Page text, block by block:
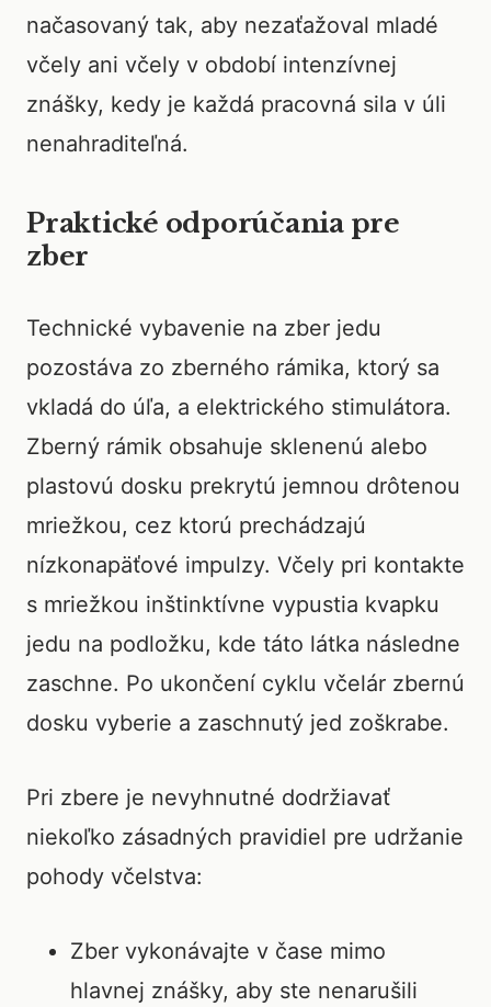
načasovaný tak, aby nezaťažoval mladé
včely ani včely v období intenzívnej
znášky, kedy je každá pracovná sila v úli
nenahraditeľná.
Praktické odporúčania pre
zber
Technické vybavenie na zber jedu
pozostáva zo zberného rámika, ktorý sa
vkladá do úľa, a elektrického stimulátora.
Zberný rámik obsahuje sklenenú alebo
plastovú dosku prekrytú jemnou drôtenou
mriežkou, cez ktorú prechádzajú
nízkonapäťové impulzy. Včely pri kontakte
s mriežkou inštinktívne vypustia kvapku
jedu na podložku, kde táto látka následne
zaschne. Po ukončení cyklu včelár zbernú
dosku vyberie a zaschnutý jed zoškrabe.
Pri zbere je nevyhnutné dodržiavať
niekoľko zásadných pravidiel pre udržanie
pohody včelstva:
Zber vykonávajte v čase mimo
hlavnej znášky, aby ste nenarušili